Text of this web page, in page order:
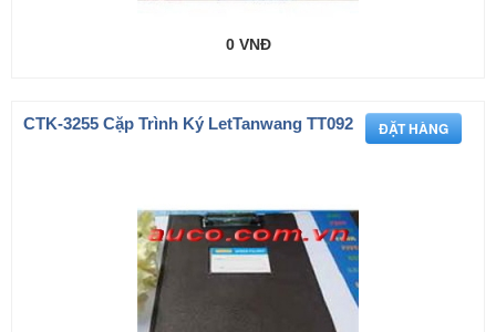
0 VNĐ
CTK-3255 Cặp Trình Ký LetTanwang TT092